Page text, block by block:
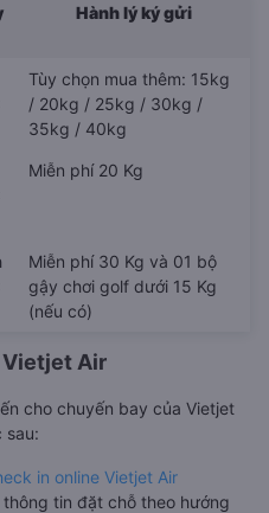
Hành lý ký gửi
Tùy chọn mua thêm: 15kg
/ 20kg / 25kg / 30kg /
35kg / 40kg
Miễn phí 20 Kg
Miễn phí 30 Kg và 01 bộ
gậy chơi golf dưới 15 Kg
(nếu có)
Air
cho chuyến bay của Vietjet
sau:
in online Vietjet Air
tin đặt chỗ theo hướng